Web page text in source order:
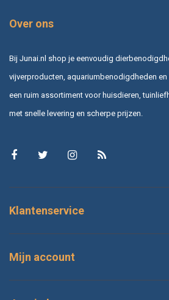
Over ons
Bij Junai.nl shop je eenvoudig
vijverproducten, aquariumbenodigdheden
een ruim assortiment voor huisdieren,
met snelle levering en scherpe prijzen.
Klantenservice
Mijn account